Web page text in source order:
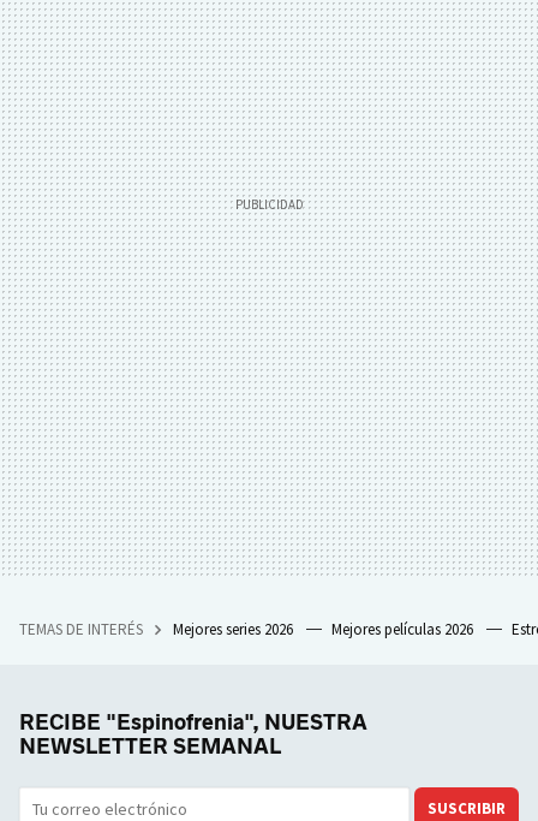
TEMAS DE INTERÉS Mejores series 2026 Mejores películas 2026
RECIBE "Espinofrenia", NUESTRA
NEWSLETTER SEMANAL
SUSCRIBIR